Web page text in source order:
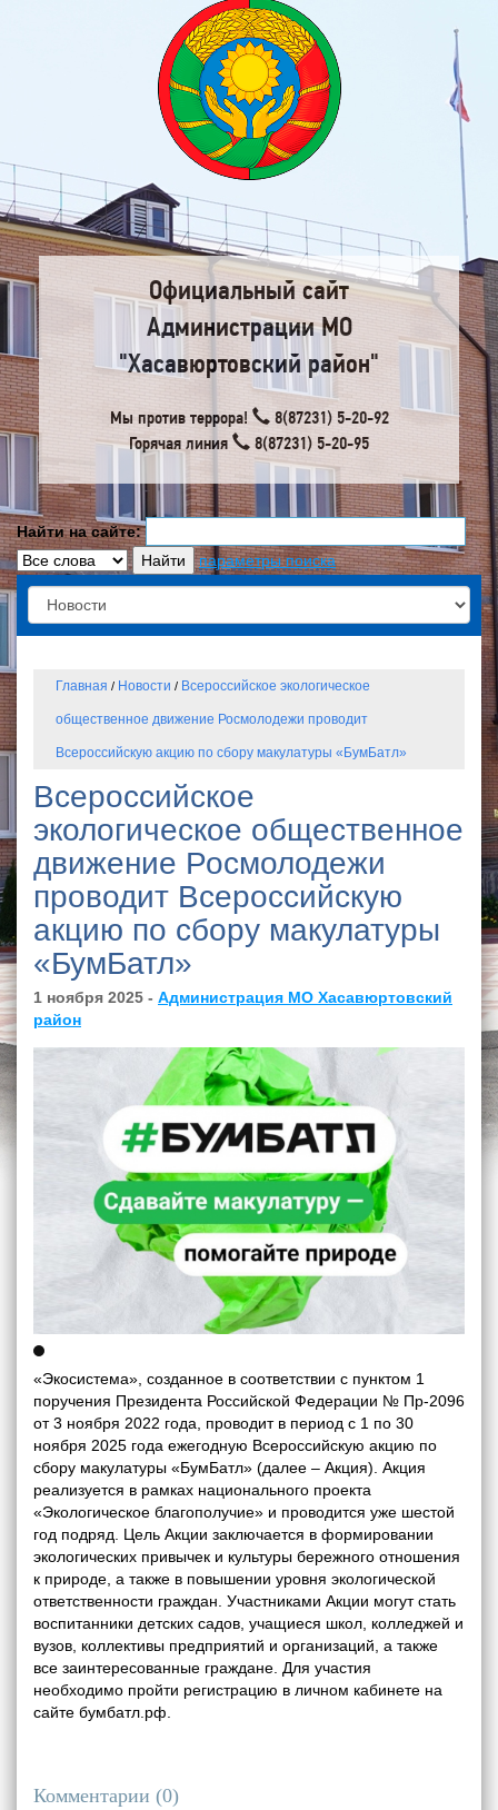
Официальный сайт
Администрации МО
"Хасавюртовский район"
Мы против террора!
8(87231) 5-20-92
Горячая линия
8(87231) 5-20-95
Найти на сайте:
параметры поиска
Главная / Новости / Всероссийское экологическое
общественное движение Росмолодежи проводит
Всероссийскую акцию по сбору макулатуры «БумБатл»
Всероссийское
экологическое общественное
движение Росмолодежи
проводит Всероссийскую
акцию по сбору макулатуры
«БумБатл»
1 ноября 2025 - Администрация МО Хасавюртовский
район
«Экосистема», созданное в соответствии с пунктом 1
поручения Президента Российской Федерации № Пр-2096
от 3 ноября 2022 года, проводит в период с 1 по 30
ноября 2025 года ежегодную Всероссийскую акцию по
сбору макулатуры «БумБатл» (далее – Акция). Акция
реализуется в рамках национального проекта
«Экологическое благополучие» и проводится уже шестой
год подряд. Цель Акции заключается в формировании
экологических привычек и культуры бережного отношения
к природе, а также в повышении уровня экологической
ответственности граждан. Участниками Акции могут стать
воспитанники детских садов, учащиеся школ, колледжей и
вузов, коллективы предприятий и организаций, а также
все заинтересованные граждане. Для участия
необходимо пройти регистрацию в личном кабинете на
сайте бумбатл.рф.
Комментарии (0)